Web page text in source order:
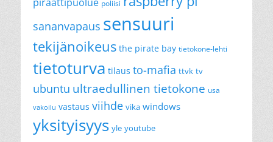
poliisi
sananvapaus sensuuri
tekijänoikeus the pirate bay tietokone-lehti
tietoturva tilaus to-mafia ttvk tv
ubuntu ultraedullinen tietokone usa
vakoilu vastaus viihde vika windows
yksityisyys yle youtube